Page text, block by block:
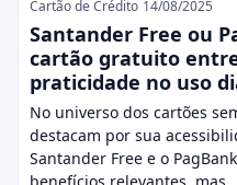
Cartão de Crédito 14/08/2025
Santander Free ou
cartão gratuito
praticidade no uso
No universo dos cartões
destacam por sua
Santander Free e o
benefícios relevantes, mas…